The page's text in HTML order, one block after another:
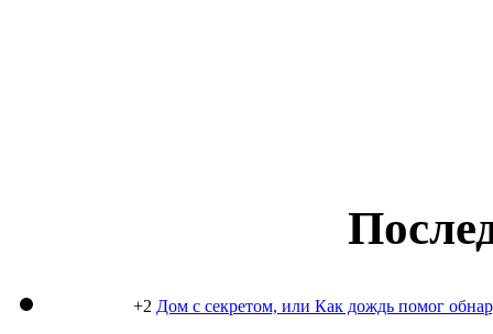
+2 Дом с секретом, или Как дождь помог